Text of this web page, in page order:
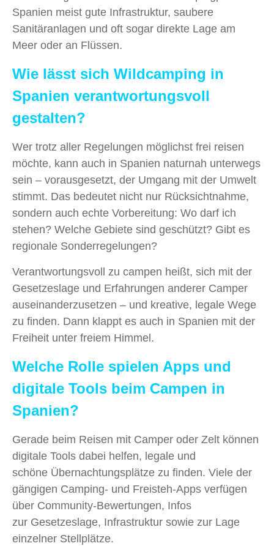
Spanien meist gute Infrastruktur, saubere
Sanitäranlagen und oft sogar direkte Lage am
Meer oder an Flüssen.
Wie lässt sich Wildcamping in
Spanien verantwortungsvoll
gestalten?
Wer trotz aller Regelungen möglichst frei reisen
möchte, kann auch in Spanien naturnah unterwegs
sein – vorausgesetzt, der Umgang mit der Umwelt
stimmt. Das bedeutet nicht nur Rücksichtnahme,
sondern auch echte Vorbereitung: Wo darf ich
stehen? Welche Gebiete sind geschützt? Gibt es
regionale Sonderregelungen?
Verantwortungsvoll zu campen heißt, sich mit der
Gesetzeslage und Erfahrungen anderer Camper
auseinanderzusetzen – und kreative, legale Wege
zu finden. Dann klappt es auch in Spanien mit der
Freiheit unter freiem Himmel.
Welche Rolle spielen Apps und
digitale Tools beim Campen in
Spanien?
Gerade beim Reisen mit Camper oder Zelt können
digitale Tools dabei helfen, legale und
schöne Übernachtungsplätze zu finden. Viele der
gängigen Camping- und Freisteh-Apps verfügen
über Community-Bewertungen, Infos
zur Gesetzeslage, Infrastruktur sowie zur Lage
einzelner Stellplätze.